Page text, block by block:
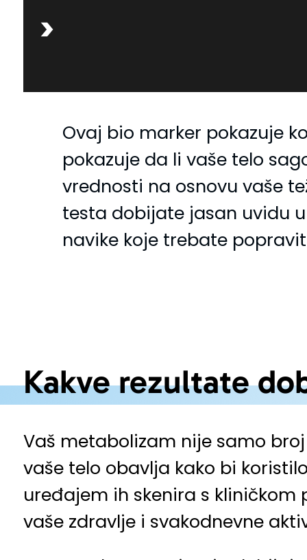
Kakve rezultate
Vaš metabolizam nije samo
vaše telo obavlja kako bi
uređajem ih skenira s kliničkom
vaše zdravlje i svakodnevne
Ovaj bio marker pokazuje
pokazuje da li vaše telo
vrednosti na osnovu vaše
testa dobijate jasan uvidu
navike koje trebate